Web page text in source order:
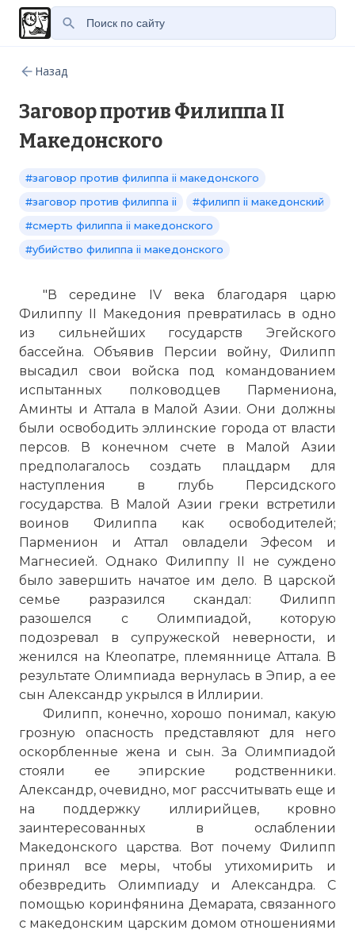
Назад
Заговор против Филиппа II
Македонского
#заговор против филиппа ii македонского
#заговор против филиппа ii
#филипп ii македонский
#смерть филиппа ii македонского
#убийство филиппа ii македонского
"В середине IV века благодаря царю
Филиппу II Македония превратилась в одно
из сильнейших государств Эгейского
бассейна. Объявив Персии войну, Филипп
высадил свои войска под командованием
испытанных полководцев Пармениона,
Аминты и Аттала в Малой Азии. Они должны
были освободить эллинские города от власти
персов. В конечном счете в Малой Азии
предполагалось создать плацдарм для
наступления в глубь Персидского
государства. В Малой Азии греки встретили
воинов Филиппа как освободителей;
Парменион и Аттал овладели Эфесом и
Магнесией. Однако Филиппу II не суждено
было завершить начатое им дело. В царской
семье разразился скандал: Филипп
разошелся с Олимпиадой, которую
подозревал в супружеской неверности, и
женился на Клеопатре, племяннице Аттала. В
результате Олимпиада вернулась в Эпир, а ее
сын Александр укрылся в Иллирии.
Филипп, конечно, хорошо понимал, какую
грозную опасность представляют для него
оскорбленные жена и сын. За Олимпиадой
стояли ее эпирские родственники.
Александр, очевидно, мог рассчитывать еще и
на поддержку иллирийцев, кровно
заинтересованных в ослаблении
Македонского царства. Вот почему Филипп
принял все меры, чтобы утихомирить и
обезвредить Олимпиаду и Александра. С
помощью коринфянина Демарата, связанного
с македонским царским домом отношениями